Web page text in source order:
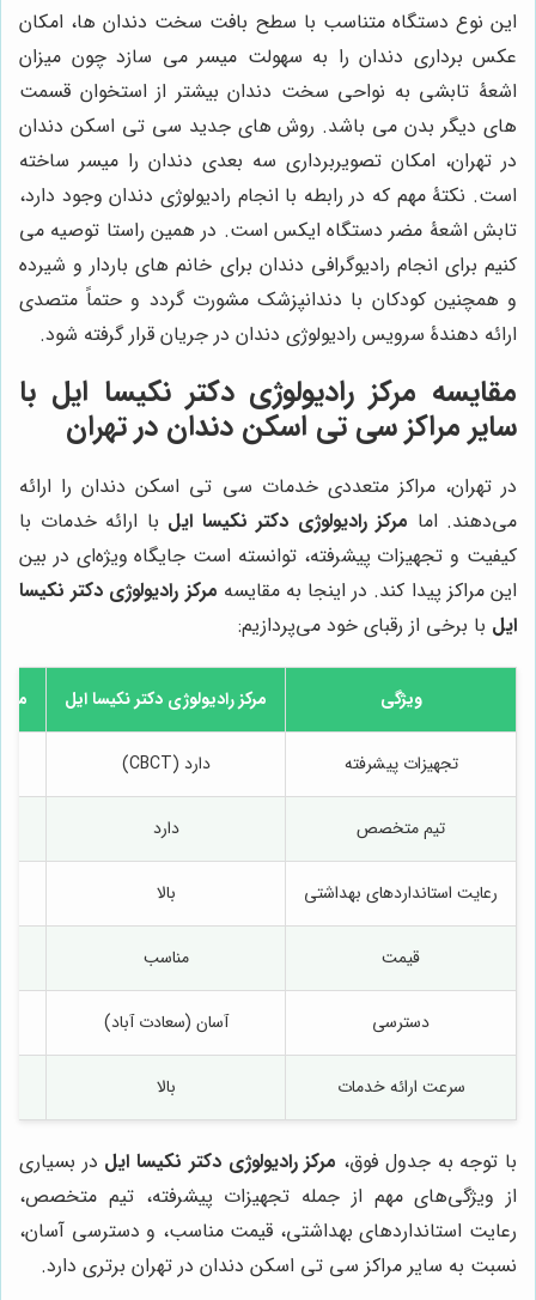
این نوع دستگاه متناسب با سطح بافت سخت دندان ها، امکان
عکس برداری دندان را به سهولت میسر می سازد چون میزان
اشعۀ تابشی به نواحی سخت دندان بیشتر از استخوان قسمت
های دیگر بدن می باشد. روش های جدید سی تی اسکن دندان
در تهران، امکان تصویربرداری سه بعدی دندان را میسر ساخته
است. نکتۀ مهم که در رابطه با انجام رادیولوژی دندان وجود دارد،
تابش اشعۀ مضر دستگاه ایکس است. در همین راستا توصیه می
کنیم برای انجام رادیوگرافی دندان برای خانم های باردار و شیرده
و همچنین کودکان با دندانپزشک مشورت گردد و حتماً متصدی
ارائه دهندۀ سرویس رادیولوژی دندان در جریان قرار گرفته شود.
مقایسه مرکز رادیولوژی دکتر نکیسا ایل با
سایر مراکز سی تی اسکن دندان در تهران
در تهران، مراکز متعددی خدمات سی تی اسکن دندان را ارائه
می‌دهند. اما مرکز رادیولوژی دکتر نکیسا ایل با ارائه خدمات با
کیفیت و تجهیزات پیشرفته، توانسته است جایگاه ویژه‌ای در بین
این مراکز پیدا کند. در اینجا به مقایسه مرکز رادیولوژی دکتر نکیسا
ایل با برخی از رقبای خود می‌پردازیم:
ویژگی مرکز رادیولوژی دکتر نکیسا ایل
تجهیزات پیشرفته دارد (CBCT)
تیم متخصص دارد
رعایت استانداردهای بهداشتی بالا
قیمت مناسب
دسترسی آسان (سعادت آباد)
سرعت ارائه خدمات بالا
با توجه به جدول فوق، مرکز رادیولوژی دکتر نکیسا ایل در بسیاری
از ویژگی‌های مهم از جمله تجهیزات پیشرفته، تیم متخصص،
رعایت استانداردهای بهداشتی، قیمت مناسب، و دسترسی آسان،
نسبت به سایر مراکز سی تی اسکن دندان در تهران برتری دارد.